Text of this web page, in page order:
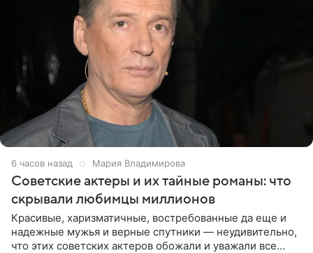
6 часов назад Мария Владимирова
Советские актеры и их тайные романы: что
скрывали любимцы миллионов
Красивые, харизматичные, востребованные да еще и
надежные мужья и верные спутники — неудивительно,
что этих советских актеров обожали и уважали все